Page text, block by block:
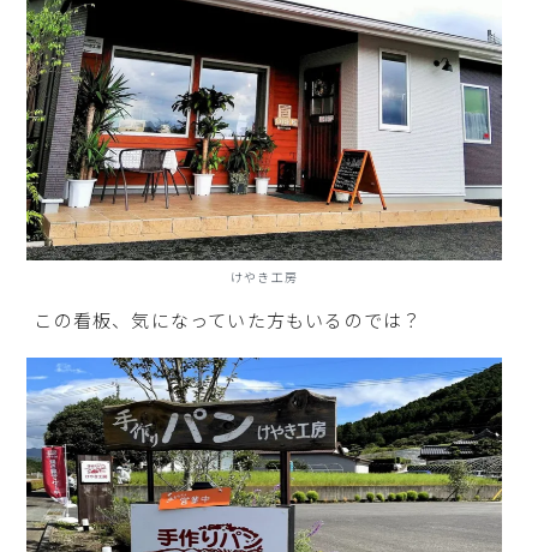
けやき工房
この看板、気になっていた方もいるのでは？